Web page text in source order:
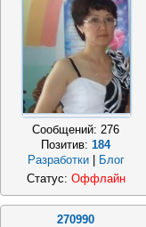
Сообщений:276
Позитив:184
Разработки
Блог
Статус: Оффлайн
270990